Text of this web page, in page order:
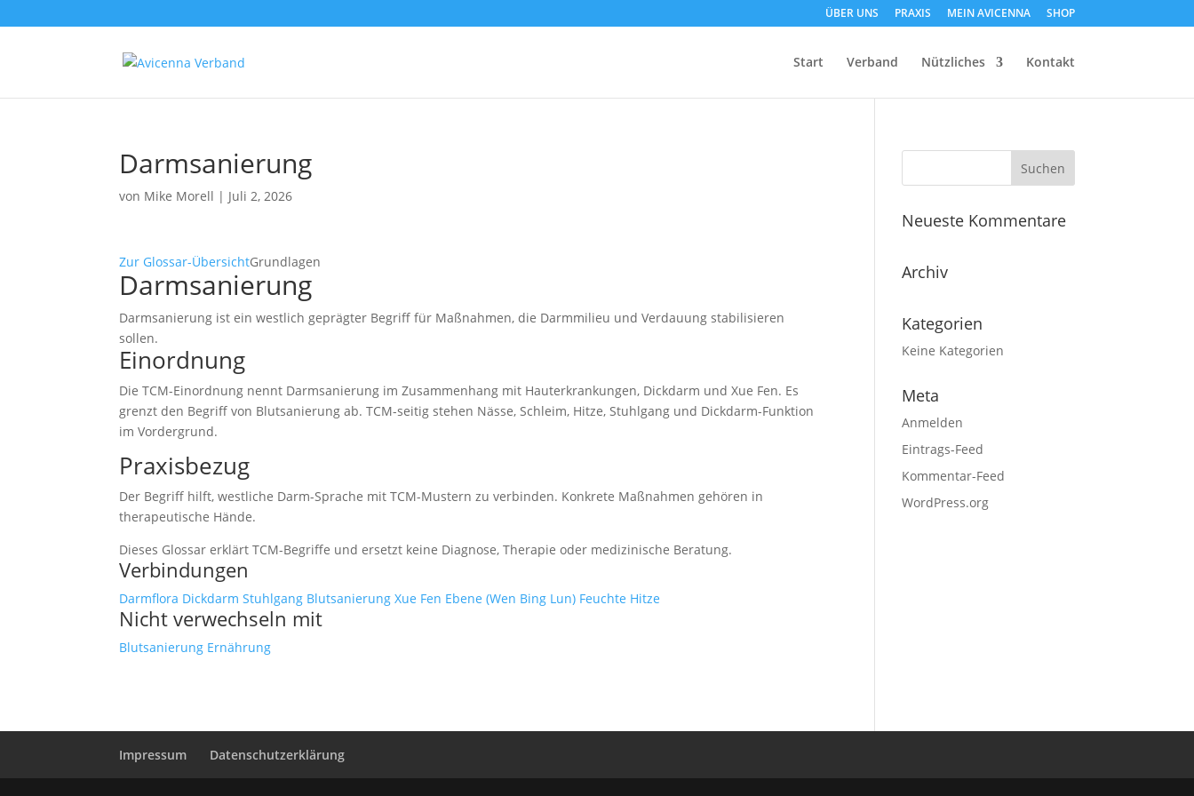
ÜBER UNS PRAXIS MEIN AVICENNA SHOP
Start Verband Nützliches Kontakt
Darmsanierung
von Mike Morell | Juli 2, 2026
Zur Glossar-ÜbersichtGrundlagen
Darmsanierung
Darmsanierung ist ein westlich geprägter Begriff für Maßnahmen, die Darmmilieu und Verdauung stabilisieren
sollen.
Einordnung
Die TCM-Einordnung nennt Darmsanierung im Zusammenhang mit Hauterkrankungen, Dickdarm und Xue Fen. Es
grenzt den Begriff von Blutsanierung ab. TCM-seitig stehen Nässe, Schleim, Hitze, Stuhlgang und Dickdarm-Funktion
im Vordergrund.
Praxisbezug
Der Begriff hilft, westliche Darm-Sprache mit TCM-Mustern zu verbinden. Konkrete Maßnahmen gehören in
therapeutische Hände.
Dieses Glossar erklärt TCM-Begriffe und ersetzt keine Diagnose, Therapie oder medizinische Beratung.
Verbindungen
Darmflora Dickdarm Stuhlgang Blutsanierung Xue Fen Ebene (Wen Bing Lun) Feuchte Hitze
Nicht verwechseln mit
Blutsanierung Ernährung
Neueste Kommentare
Archiv
Kategorien
Keine Kategorien
Meta
Anmelden
Eintrags-Feed
Kommentar-Feed
WordPress.org
Impressum Datenschutzerklärung